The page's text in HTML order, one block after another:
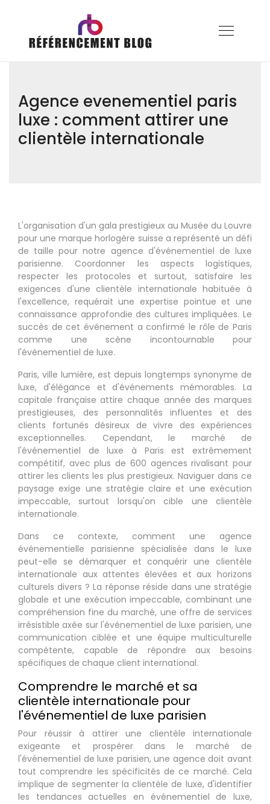
Agence evenementiel paris
luxe : comment attirer une
clientèle internationale
L'organisation d'un gala prestigieux au Musée du Louvre
pour une marque horlogère suisse a représenté un défi
de taille pour notre agence d'événementiel de luxe
parisienne. Coordonner les aspects logistiques,
respecter les protocoles et surtout, satisfaire les
exigences d'une clientèle internationale habituée à
l'excellence, requérait une expertise pointue et une
connaissance approfondie des cultures impliquées. Le
succès de cet événement a confirmé le rôle de Paris
comme une scène incontournable pour
l'événementiel de luxe.
Paris, ville lumière, est depuis longtemps synonyme de
luxe, d'élégance et d'événements mémorables. La
capitale française attire chaque année des marques
prestigieuses, des personnalités influentes et des
clients fortunés désireux de vivre des expériences
exceptionnelles. Cependant, le marché de
l'événementiel de luxe à Paris est extrêmement
compétitif, avec plus de 600 agences rivalisant pour
attirer les clients les plus prestigieux. Naviguer dans ce
paysage exige une stratégie claire et une exécution
impeccable, surtout lorsqu'on cible une clientèle
internationale.
Dans ce contexte, comment une agence
événementielle parisienne spécialisée dans le luxe
peut-elle se démarquer et conquérir une clientèle
internationale aux attentes élevées et aux horizons
culturels divers ? La réponse réside dans une stratégie
globale et une exécution impeccable, combinant une
compréhension fine du marché, une offre de services
irrésistible axée sur l'événementiel de luxe parisien, une
communication ciblée et une équipe multiculturelle
compétente, capable de répondre aux besoins
spécifiques de chaque client international.
Comprendre le marché et sa
clientèle internationale pour
l'événementiel de luxe parisien
Pour réussir à attirer une clientèle internationale
exigeante et prospérer dans le marché de
l'événementiel de luxe parisien, une agence doit avant
tout comprendre les spécificités de ce marché. Cela
implique de segmenter la clientèle de luxe, d'identifier
les tendances actuelles en événementiel de luxe,